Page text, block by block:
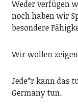
Weder verfügen
noch haben wir
besondere
Wir wollen
Jede*r kann das
Germany tun.